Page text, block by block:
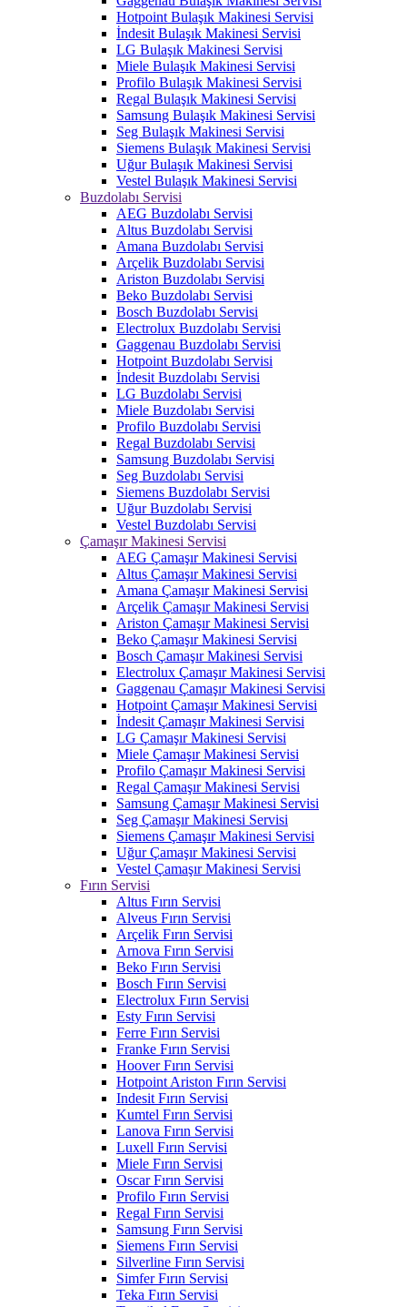
Hotpoint Bulaşık Makinesi Servisi
İndesit Bulaşık Makinesi Servisi
LG Bulaşık Makinesi Servisi
Miele Bulaşık Makinesi Servisi
Profilo Bulaşık Makinesi Servisi
Regal Bulaşık Makinesi Servisi
Samsung Bulaşık Makinesi Servisi
Seg Bulaşık Makinesi Servisi
Siemens Bulaşık Makinesi Servisi
Uğur Bulaşık Makinesi Servisi
Vestel Bulaşık Makinesi Servisi
Buzdolabı Servisi
AEG Buzdolabı Servisi
Altus Buzdolabı Servisi
Amana Buzdolabı Servisi
Arçelik Buzdolabı Servisi
Ariston Buzdolabı Servisi
Beko Buzdolabı Servisi
Bosch Buzdolabı Servisi
Electrolux Buzdolabı Servisi
Gaggenau Buzdolabı Servisi
Hotpoint Buzdolabı Servisi
İndesit Buzdolabı Servisi
LG Buzdolabı Servisi
Miele Buzdolabı Servisi
Profilo Buzdolabı Servisi
Regal Buzdolabı Servisi
Samsung Buzdolabı Servisi
Seg Buzdolabı Servisi
Siemens Buzdolabı Servisi
Uğur Buzdolabı Servisi
Vestel Buzdolabı Servisi
Çamaşır Makinesi Servisi
AEG Çamaşır Makinesi Servisi
Altus Çamaşır Makinesi Servisi
Amana Çamaşır Makinesi Servisi
Arçelik Çamaşır Makinesi Servisi
Ariston Çamaşır Makinesi Servisi
Beko Çamaşır Makinesi Servisi
Bosch Çamaşır Makinesi Servisi
Electrolux Çamaşır Makinesi Servisi
Gaggenau Çamaşır Makinesi Servisi
Hotpoint Çamaşır Makinesi Servisi
İndesit Çamaşır Makinesi Servisi
LG Çamaşır Makinesi Servisi
Miele Çamaşır Makinesi Servisi
Profilo Çamaşır Makinesi Servisi
Regal Çamaşır Makinesi Servisi
Samsung Çamaşır Makinesi Servisi
Seg Çamaşır Makinesi Servisi
Siemens Çamaşır Makinesi Servisi
Uğur Çamaşır Makinesi Servisi
Vestel Çamaşır Makinesi Servisi
Fırın Servisi
Altus Fırın Servisi
Alveus Fırın Servisi
Arçelik Fırın Servisi
Arnova Fırın Servisi
Beko Fırın Servisi
Bosch Fırın Servisi
Electrolux Fırın Servisi
Esty Fırın Servisi
Ferre Fırın Servisi
Franke Fırın Servisi
Hoover Fırın Servisi
Hotpoint Ariston Fırın Servisi
Indesit Fırın Servisi
Kumtel Fırın Servisi
Lanova Fırın Servisi
Luxell Fırın Servisi
Miele Fırın Servisi
Oscar Fırın Servisi
Profilo Fırın Servisi
Regal Fırın Servisi
Samsung Fırın Servisi
Siemens Fırın Servisi
Silverline Fırın Servisi
Simfer Fırın Servisi
Teka Fırın Servisi